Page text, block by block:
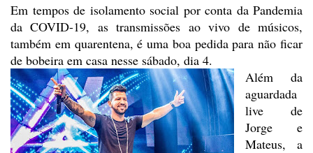
Em tempos de isolamento social por conta da Pandemia
da COVID-19, as transmissões ao vivo de músicos,
também em quarentena, é uma boa pedida para não ficar
de bobeira em casa nesse sábado, dia 4.
Além da
aguardada
live de
Jorge e
Mateus, a